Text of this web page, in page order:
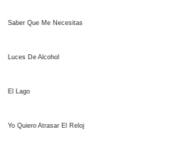
Saber Que Me Necesitas
Luces De Alcohol
El Lago
Yo Quiero Atrasar El Reloj